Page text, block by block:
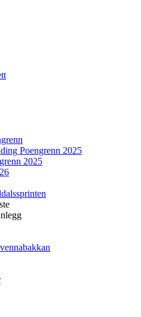
Poengrenn 2025
2025